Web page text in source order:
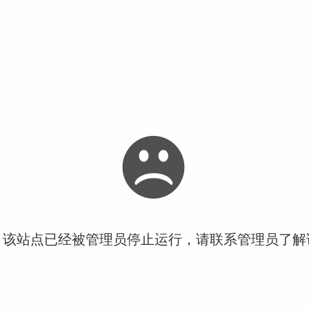
站点已经被管理员停止运行，请联系管理员了